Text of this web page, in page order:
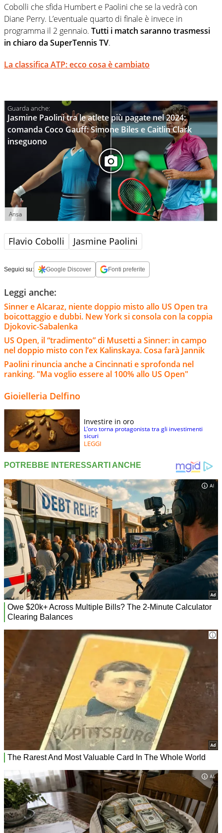
Cobolli che sfida Humbert e Paolini che se la vedrà con
Diane Perry. L’eventuale quarto di finale è invece in
programma il 2 gennaio. Tutti i match saranno trasmessi
in chiaro da SuperTennis TV.
La classifica ATP: ecco cosa è cambiato
Jasmine Paolini tra le atlete più pagate nel 2024:
comanda Coco Gauff: Simone Biles e Caitlin Clark
inseguono
Ansa
Flavio Cobolli Jasmine Paolini
Seguici su: Google Discover Fonti preferite
Leggi anche:
Sinner e Alcaraz, niente doppio misto allo US Open tra
boicottaggio e dubbi. New York si consola con la coppia
Djokovic-Sabalenka
US Open, il “tradimento” di Musetti a Sinner: in campo
nel doppio misto con l’ex Kalinskaya. Cosa farà Jannik
Paolini rinuncia anche a Cincinnati e sprofonda nel
ranking. "Ma voglio essere al 100% allo US Open"
Gioielleria Delfino
Investire in oro
L’oro torna protagonista tra gli investimenti
sicuri
LEGGI